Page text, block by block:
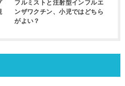
フルミストと注射型インフルエ
ンザワクチン、小児ではどちら
がよい？